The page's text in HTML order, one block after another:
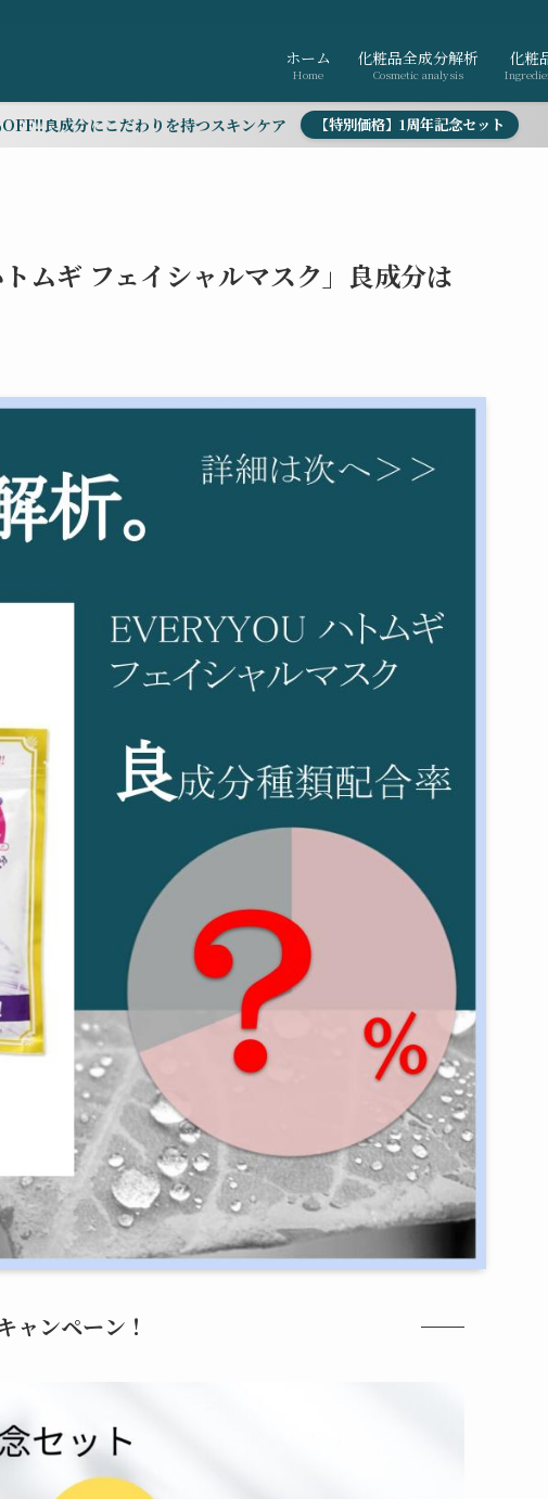
ホーム
Home
化粧品全成分解析
Cosmetic analysis
化粧
良成分にこだわりを持つスキンケア 【特別価格】1周年記念セット
ムギ フェイシャルマスク」良成分は
ャンペーン！